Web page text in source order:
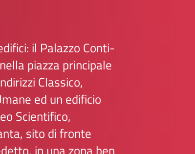
il Palazzo Conti-
piazza principale
Classico,
ed un edificio
Scientifico,
sito di fronte